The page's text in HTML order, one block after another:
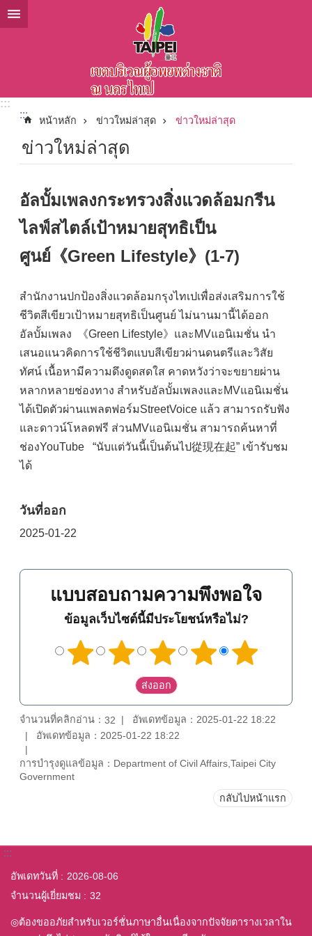
ข้ามไปที่บล็อกเนื้อหาหลัก
:::
:::
หน้าหลัก ข่าวใหม่ล่าสุด ข่าวใหม่ล่าสุด
ข่าวใหม่ล่าสุด
อัลบั้มเพลงกระทรวงสิ่งแวดล้อมกรีน
ไลฟ์สไตล์เป้าหมายสุทธิเป็น
ศูนย์《Green Lifestyle》(1-7)
สำนักงานปกป้องสิ่งแวดล้อมกรุงไทเปเพื่อส่งเสริมการใช้
ชีวิตสีเขียวเป้าหมายสุทธิเป็นศูนย์ ไม่นานมานี้ได้ออก
อัลบั้มเพลง 《Green Lifestyle》และMVแอนิเมชั่น นำ
เสนอแนวคิดการใช้ชีวิตแบบสีเขียวผ่านดนตรีและวิสัย
ทัศน์ เนื้อหามีความดึงดูดสดใส คาดหวังว่าจะขยายผ่าน
หลากหลายช่องทาง สำหรับอัลบั้มเพลงและMVแอนิเมชั่น
ได้เปิดตัวผ่านแพลตฟอร์มStreetVoice แล้ว สามารถรับฟัง
และดาวน์โหลดฟรี ส่วนMVแอนิเมชั่น สามารถค้นหาที่
ช่องYouTube “นับแต่วันนี้เป็นต้นไป從現在起” เข้ารับชม
ได้
วันที่ออก
2025-01-22
แบบสอบถามความพึงพอใจ
ข้อมูลเว็บไซต์นี้มีประโยชน์หรือไม่?
จำนวนที่คลิกอ่าน： 32
อัพเดทข้อมูล：2025-01-22 18:22
อัพเดทข้อมูล：2025-01-22 18:22
การบำรุงดูแลข้อมูล：Department of Civil Affairs,Taipei City
Government
กลับไปหน้าแรก
:::
อัพเดทวันที่
2026-08-06
จำนวนผู้เยี่ยมชม
32
◎ต้องขออภัยสำหรับเวอร์ชั่นภาษาอื่นเนื่องจากปัจจัยตารางเวลาใน